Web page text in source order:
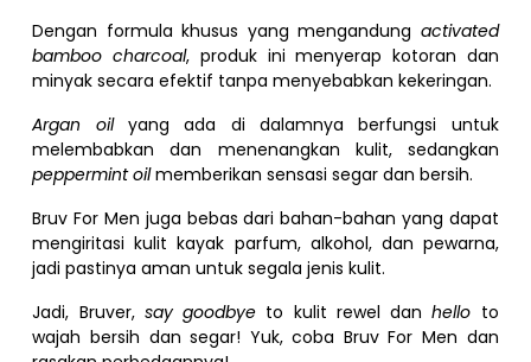
Dengan formula khusus yang mengandung activated
bamboo charcoal, produk ini menyerap kotoran dan
minyak secara efektif tanpa menyebabkan kekeringan.
Argan oilyang ada di dalamnya berfungsi untuk
melembabkan dan menenangkan kulit, sedangkan
peppermint oilmemberikan sensasi segar dan bersih.
Bruv For Men juga bebas dari bahan-bahan yang dapat
mengiritasi kulit kayak parfum, alkohol, dan pewarna,
jadi pastinya aman untuk segala jenis kulit.
Jadi, Bruver, say goodbye to kulit rewel danhello to
wajah bersih dan segar! Yuk, coba Bruv For Men dan